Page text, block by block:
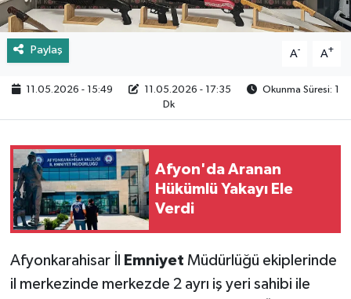
Paylaş A- A+
11.05.2026 - 15:49 11.05.2026 - 17:35
Okunma Süresi: 1
Dk
Afyon'da Aranan
Hükümlü Yakayı Ele
Verdi
Afyonkarahisar İl Emniyet Müdürlüğü ekiplerinde
il merkezinde merkezde 2 ayrı iş yeri sahibi ile